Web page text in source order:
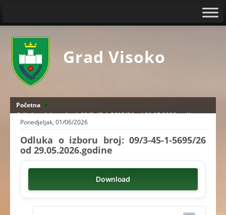
Grad Visoko
Početna
Odluka o izboru broj: 09/3-45-1-5695/26 od 29.05.2026.godine
Ponedjeljak, 01/06/2026
Odluka o izboru broj: 09/3-45-1-5695/26
od 29.05.2026.godine
Download